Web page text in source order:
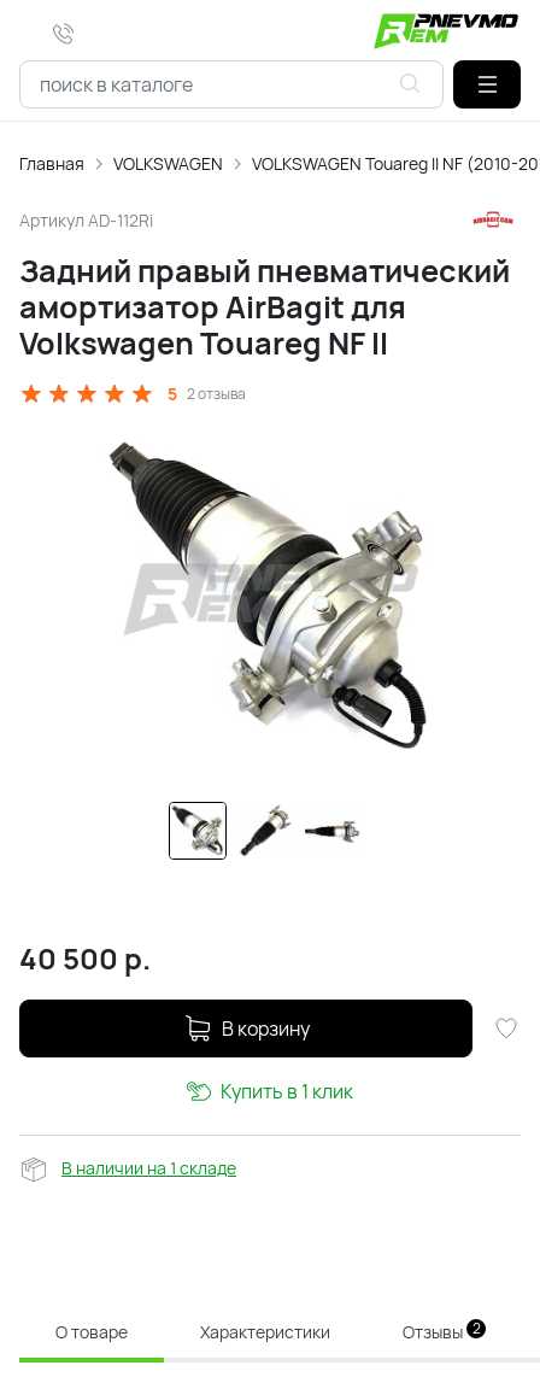
Главная VOLKSWAGEN VOLKSWAGEN Touareg ll NF (2010-
Артикул AD-112Ri
Задний правый пневматический
амортизатор AirBagit для
Volkswagen Touareg NF II
5 2 отзыва
40 500 р.
В корзину
Купить в 1 клик
В наличии на 1 складе
О товаре Характеристики Отзывы 2